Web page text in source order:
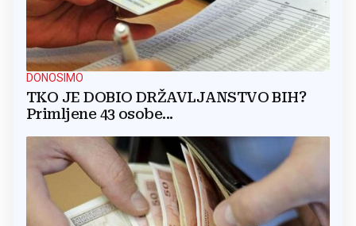
DONOSIMO
TKO JE DOBIO DRŽAVLJANSTVO BIH?
Primljene 43 osobe...